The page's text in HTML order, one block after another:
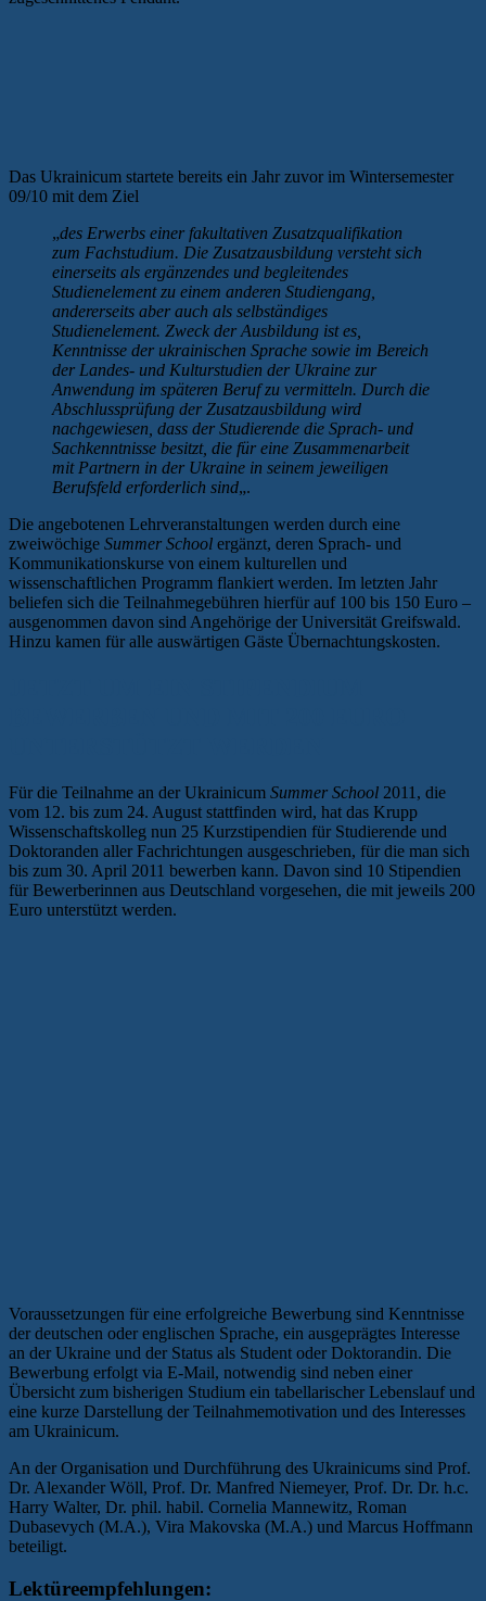
Das Ukrainicum startete bereits ein Jahr zuvor im Wintersemester
09/10 mit dem Ziel
„des Erwerbs einer fakultativen Zusatzqualifikation
zum Fachstudium. Die Zusatzausbildung versteht sich
einerseits als ergänzendes und begleitendes
Studienelement zu einem anderen Studiengang,
andererseits aber auch als selbständiges
Studienelement. Zweck der Ausbildung ist es,
Kenntnisse der ukrainischen Sprache sowie im Bereich
der Landes- und Kulturstudien der Ukraine zur
Anwendung im späteren Beruf zu vermitteln. Durch die
Abschlussprüfung der Zusatzausbildung wird
nachgewiesen, dass der Studierende die Sprach- und
Sachkenntnisse besitzt, die für eine Zusammenarbeit
mit Partnern in der Ukraine in seinem jeweiligen
Berufsfeld erforderlich sind„.
Die angebotenen Lehrveranstaltungen werden durch eine
zweiwöchige Summer School ergänzt, deren Sprach- und
Kommunikationskurse von einem kulturellen und
wissenschaftlichen Programm flankiert werden. Im letzten Jahr
beliefen sich die Teilnahmegebühren hierfür auf 100 bis 150 Euro –
ausgenommen davon sind Angehörige der Universität Greifswald.
Hinzu kamen für alle auswärtigen Gäste Übernachtungskosten.
Für die Teilnahme an der Ukrainicum Summer School 2011, die
vom 12. bis zum 24. August stattfinden wird, hat das Krupp
Wissenschaftskolleg nun 25 Kurzstipendien für Studierende und
Doktoranden aller Fachrichtungen ausgeschrieben, für die man sich
bis zum 30. April 2011 bewerben kann. Davon sind 10 Stipendien
für Bewerberinnen aus Deutschland vorgesehen, die mit jeweils 200
Euro unterstützt werden.
Voraussetzungen für eine erfolgreiche Bewerbung sind Kenntnisse
der deutschen oder englischen Sprache, ein ausgeprägtes Interesse
an der Ukraine und der Status als Student oder Doktorandin. Die
Bewerbung erfolgt via E-Mail, notwendig sind neben einer
Übersicht zum bisherigen Studium ein tabellarischer Lebenslauf und
eine kurze Darstellung der Teilnahmemotivation und des Interesses
am Ukrainicum.
An der Organisation und Durchführung des Ukrainicums sind Prof.
Dr. Alexander Wöll, Prof. Dr. Manfred Niemeyer, Prof. Dr. Dr. h.c.
Harry Walter, Dr. phil. habil. Cornelia Mannewitz, Roman
Dubasevych (M.A.), Vira Makovska (M.A.) und Marcus Hoffmann
beteiligt.
Lektüreempfehlungen: